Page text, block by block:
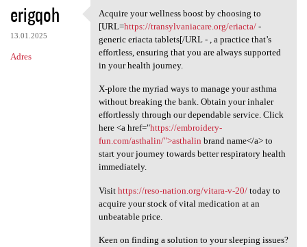
erigqoh
13.01.2025
Adres
Acquire your wellness boost
Acquire your wellness boost by choosing to
[URL=https://transylvaniacare.org/eriacta/-
generic eriacta tablets[/URL - , a practice that’s
effortless, ensuring that you are always supported
in your health journey.
X-plore the myriad ways to manage your asthma
without breaking the bank. Obtain your inhaler
effortlessly through our dependable service. Click
here <a href="https://embroidery-
fun.com/asthalin/">asthalin brand name</a> to
start your journey towards better respiratory health
immediately.
Visit https://reso-nation.org/vitara-v-20/today to
acquire your stock of vital medication at an
unbeatable price.
Keen on finding a solution to your sleeping issues?